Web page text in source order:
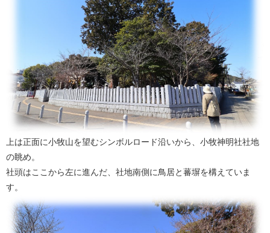
上は正面に小牧山を望むシンボルロード沿いから、小牧神明社社地
の眺め。
社頭はここから左に進んだ、社地南側に鳥居と蕃塀を構えていま
す。